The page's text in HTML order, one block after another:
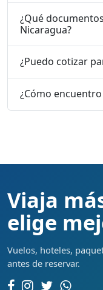
¿Qué
Nicaragua?
¿Puedo cotizar
¿Cómo
Viaja
elige
Vuelos, hoteles,
antes de reservar.